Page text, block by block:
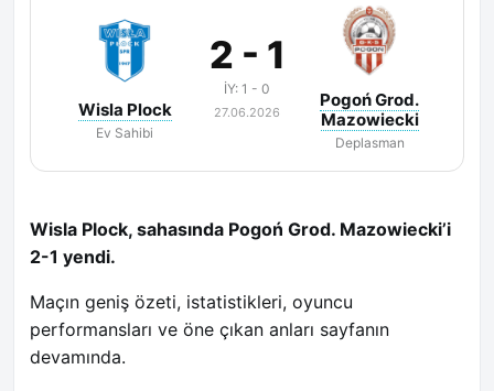
Wisla Plock
Ev Sahibi
2 - 1
İY: 1 - 0
27.06.2026
Pogoń Grod.
Mazowiecki
Deplasman
Wisla Plock, sahasında Pogoń Grod. Mazowiecki’i
2-1 yendi.
Maçın geniş özeti, istatistikleri, oyuncu
performansları ve öne çıkan anları sayfanın
devamında.